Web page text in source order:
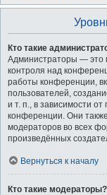
Кто такие
Администраторы — это
контроля над
работы конференции,
пользователей,
и т. п., в зависимости
конференции. Они
модераторов во всех
произведённых
Вернуться к началу
Кто такие модераторы?